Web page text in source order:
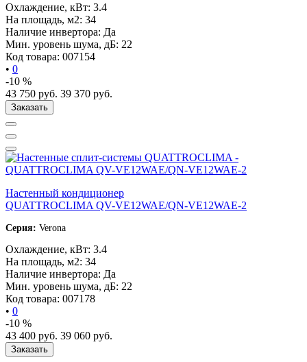
Охлаждение, кВт: 3.4
На площадь, м2: 34
Наличие инвертора: Да
Мин. уровень шума, дБ: 22
Код товара: 007154
• 0
-10 %
43 750 руб. 39 370 руб.
Заказать
Настенный кондиционер
QUATTROCLIMA QV-VE12WAE/QN-VE12WAE-2
Серия: Verona
Охлаждение, кВт: 3.4
На площадь, м2: 34
Наличие инвертора: Да
Мин. уровень шума, дБ: 22
Код товара: 007178
• 0
-10 %
43 400 руб. 39 060 руб.
Заказать